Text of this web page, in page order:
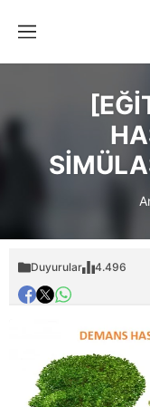
Duyurular 4.496